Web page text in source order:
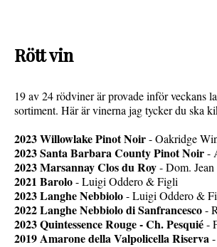
Rött vin
19 av 24 rödviner är provade inför veckans
sortiment. Här är vinerna jag tycker du ska
2023 Willowlake Pinot Noir- Oakridge
2023 Santa Barbara County Pinot Noir-
2023 Marsannay Clos du Roy- Dom.
2021 Barolo- Luigi Oddero & Figli
2023 Langhe Nebbiolo- Luigi Oddero &
2022 Langhe Nebbiolo di Sanfrancesco-
2023 Quintessence Rouge - Ch. Pesquié-
2019 Amarone della Valpolicella Riserva